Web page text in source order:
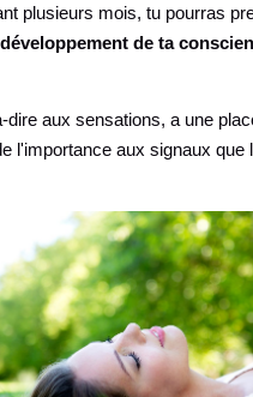
plusieurs mois, tu pourras
développement de ta
aux sensations, a une
l'importance aux signaux